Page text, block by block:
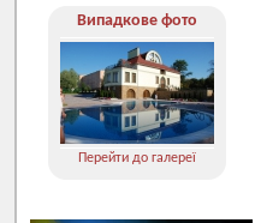
Випадкове фото
Перейти до галереї